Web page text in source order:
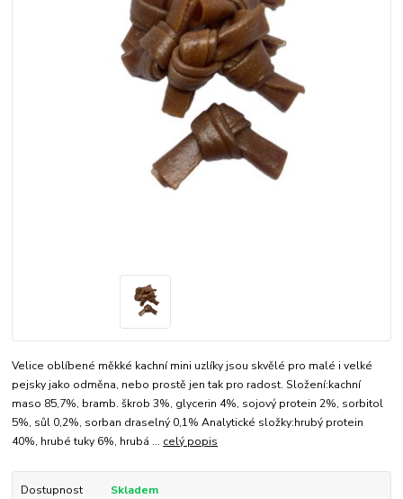
Velice oblíbené měkké kachní mini uzlíky jsou skvělé pro malé i velké
pejsky jako odměna, nebo prostě jen tak pro radost. Složení:kachní
maso 85,7%, bramb. škrob 3%, glycerin 4%, sojový protein 2%, sorbitol
5%, sůl 0,2%, sorban draselný 0,1% Analytické složky:hrubý protein
40%, hrubé tuky 6%, hrubá ... celý popis
Dostupnost
Skladem